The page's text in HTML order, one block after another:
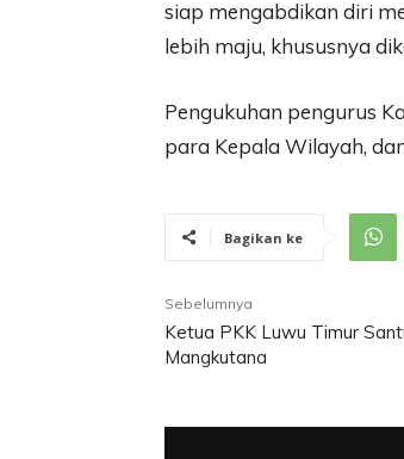
siap mengabdikan diri
lebih maju, khususnya
Pengukuhan pengurus
para Kepala Wilayah,
Bagikan ke
Sebelumnya
Ketua PKK Luwu Timur
Mangkutana